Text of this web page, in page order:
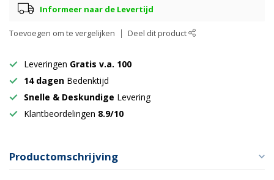
Informeer naar de Levertijd
Toevoegen om te vergelijken Deel dit product
Leveringen Gratis v.a. 100
14 dagen Bedenktijd
Snelle & Deskundige Levering
Klantbeordelingen 8.9/10
Productomschrijving